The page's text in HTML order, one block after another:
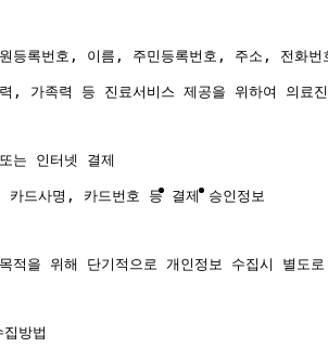
등록번호, 이름, 주민등록번호, 주소, 전화번
가족력 등 진료서비스 제공을 위하여 의료진
는 인터넷 결제
카드사명, 카드번호 등 결제 승인정보
을 위해 단기적으로 개인정보 수집시 별도
방법